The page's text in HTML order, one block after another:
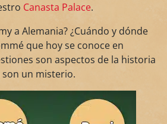
Canasta Palace.
a Alemania? ¿Cuándo y dónde
que hoy se conoce en
son aspectos de la historia
un misterio.